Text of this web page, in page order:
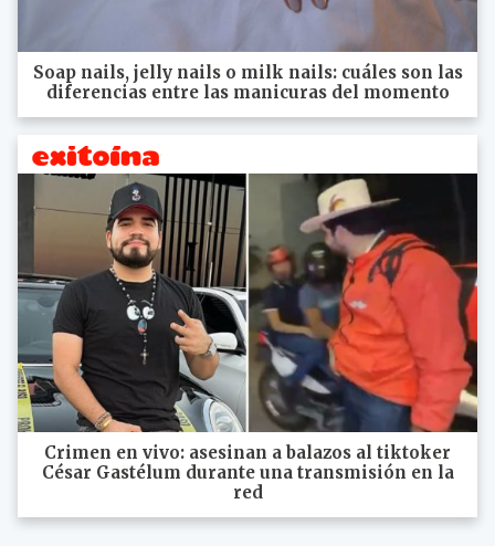
Soap nails, jelly nails o milk nails: cuáles son las
diferencias entre las manicuras del momento
Crimen en vivo: asesinan a balazos al tiktoker
César Gastélum durante una transmisión en la
red